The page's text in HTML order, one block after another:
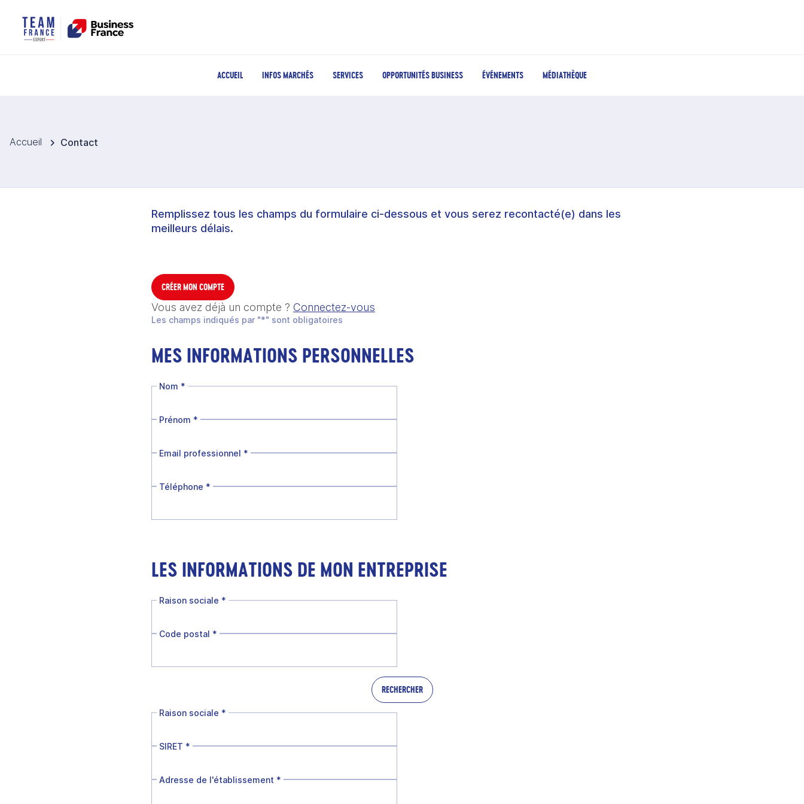
ACCUEIL INFOS MARCHÉS SERVICES OPPORTUNITÉS BUSINESS ÉVÉNEMENTS MÉDIATHÈQUE
Accueil Contact
Remplissez tous les champs du formulaire ci-dessous et vous serez recontacté(e) dans les
meilleurs délais.
CRÉER MON COMPTE
Vous avez déjà un compte ? Connectez-vous
Les champs indiqués par "*" sont obligatoires
MES INFORMATIONS PERSONNELLES
Nom *
Prénom *
Email professionnel *
Téléphone *
LES INFORMATIONS DE MON ENTREPRISE
Raison sociale *
Code postal *
RECHERCHER
Raison sociale *
SIRET *
Adresse de l'établissement *